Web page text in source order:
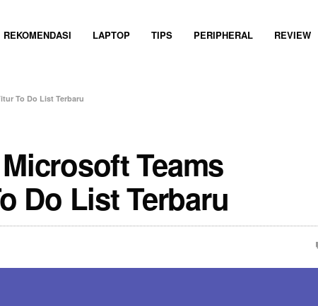
REKOMENDASI LAPTOP TIPS PERIPHERAL REVIEW
To Do List Terbaru
Teams
Do List Terbaru